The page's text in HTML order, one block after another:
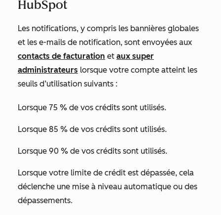
HubSpot
Les notifications, y compris les bannières globales
et les e-mails de notification, sont envoyées aux
contacts de facturation et aux super
administrateurs lorsque votre compte atteint les
seuils d’utilisation suivants :
Lorsque 75 % de vos crédits sont utilisés.
Lorsque 85 % de vos crédits sont utilisés.
Lorsque 90 % de vos crédits sont utilisés.
Lorsque votre limite de crédit est dépassée, cela
déclenche une mise à niveau automatique ou des
dépassements.